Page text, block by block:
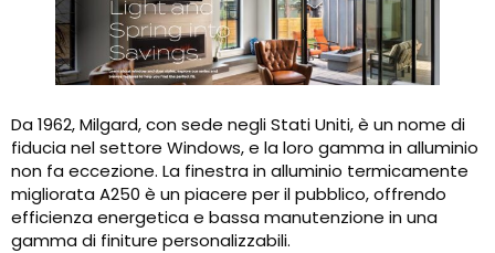
Da 1962, Milgard, con sede negli Stati Uniti, è un nome di
fiducia nel settore Windows, e la loro gamma in alluminio
non fa eccezione. La finestra in alluminio termicamente
migliorata A250 è un piacere per il pubblico, offrendo
efficienza energetica e bassa manutenzione in una
gamma di finiture personalizzabili.